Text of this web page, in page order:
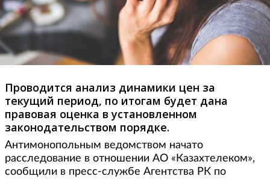
Проводится анализ динамики цен за
текущий период, по итогам будет дана
правовая оценка в установленном
законодательством порядке.
Антимонопольным ведомством начато
расследование в отношении АО «Казахтелеком»,
сообщили в пресс-службе Агентства РК по